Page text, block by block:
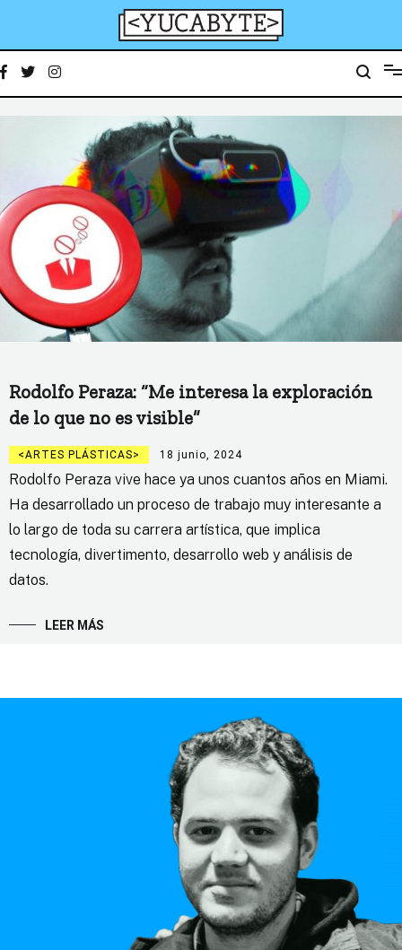
YucaByte
Rodolfo Peraza: “Me interesa la exploración
de lo que no es visible”
ARTES PLÁSTICAS 18 junio, 2024
Rodolfo Peraza vive hace ya unos cuantos años en Miami.
Ha desarrollado un proceso de trabajo muy interesante a
lo largo de toda su carrera artística, que implica
tecnología, divertimento, desarrollo web y análisis de
datos.
LEER MÁS